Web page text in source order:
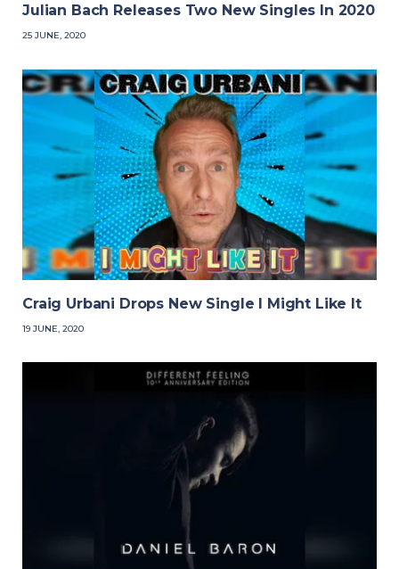
Julian Bach Releases Two New Singles In 2020
25 JUNE, 2020
Craig Urbani Drops New Single I Might Like It
19 JUNE, 2020